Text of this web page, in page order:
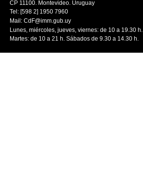
CP 11100. Montevideo. Uruguay
Tel: [598 2] 1950 7960
Mail: CdF@imm.gub.uy
Lunes, miércoles, jueves, viernes: de 10 a 19.30 h.
Martes: de 10 a 21 h. Sábados de 9.30 a 14.30 h.